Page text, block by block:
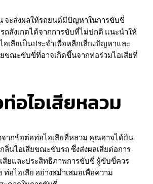
จะส่งผลให้รถยนต์มีปัญหาในการขับขี่
ถสังเกตได้จากการขับที่ไม่ปกติ แนะนำให้
เสียเป็นประจำเพื่อหลีกเลี่ยงปัญหาและ
ขณะขับขี่ที่อาจเกิดขึ้นจากท่อร่วมไอเสียที่
อไอเสียหลวม
จากข้อต่อท่อไอเสียที่หลวม คุณอาจได้ยิน
ลิ่นไอเสียขณะขับรถ ซึ่งส่งผลเสียต่อการ
สียและประสิทธิภาพการขับขี่ ผู้ขับขี่ควร
อไอเสีย อย่างสม่ำเสมอเพื่อความ